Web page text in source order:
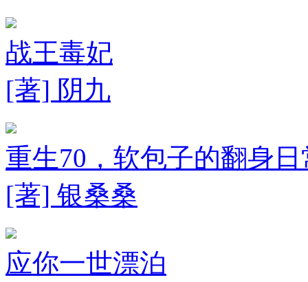
战王毒妃
[著] 阴九
重生70，软包子的翻身日
[著] 银桑桑
应你一世漂泊